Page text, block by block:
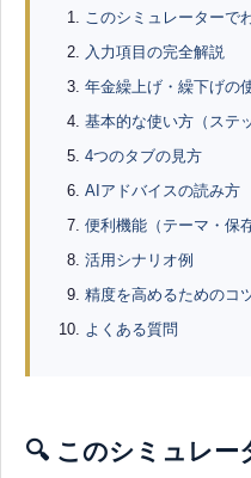
このシミュレーターで
入力項目の完全解説
年金繰上げ・繰下げの
基本的な使い方（ステ
4つのタブの見方
AIアドバイスの読み方
便利機能（テーマ・保
活用シナリオ例
精度を高めるためのコ
よくある質問
🔍 このシミュレー